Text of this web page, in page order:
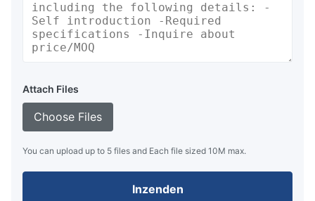
Attach Files
Choose Files
You can upload up to 5 files and Each file sized 10M max.
Inzenden